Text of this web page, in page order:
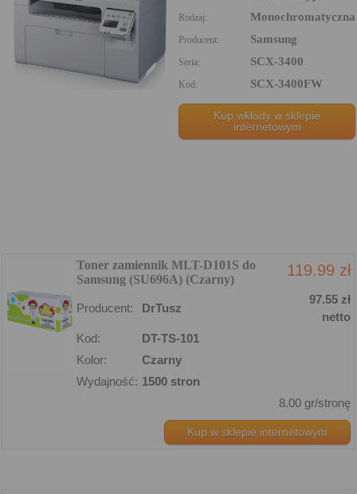
Rodzaj: Monochromatyczna
Producent: Samsung
Seria: SCX-3400
Kod: SCX-3400FW
Kup wkłady w sklepie
internetowym
Toner zamiennik MLT-D101S do
Samsung (SU696A) (Czarny)
119.99 zł
Producent: DrTusz
97.55 zł
netto
Kod:
DT-TS-101
Kolor:
Czarny
Wydajność: 1500 stron
8.00 gr/stronę
Kup w sklepie internetowym